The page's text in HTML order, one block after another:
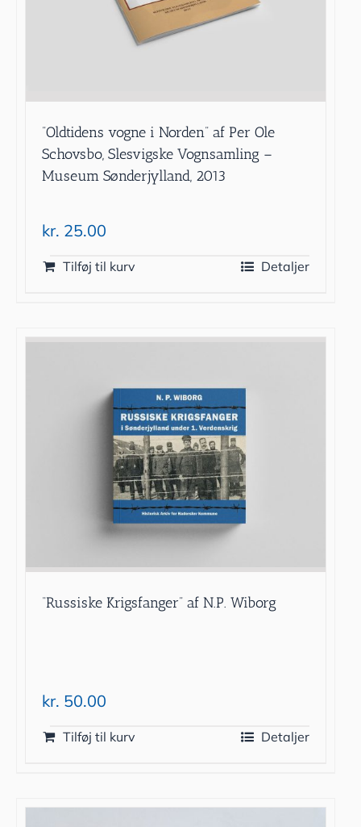
”Oldtidens vogne i Norden” af Per Ole
Schovsbo, Slesvigske Vognsamling –
Museum Sønderjylland, 2013
kr. 25.00
Tilføj til kurv Detaljer
“Russiske Krigsfanger” af N.P. Wiborg
kr. 50.00
Tilføj til kurv Detaljer